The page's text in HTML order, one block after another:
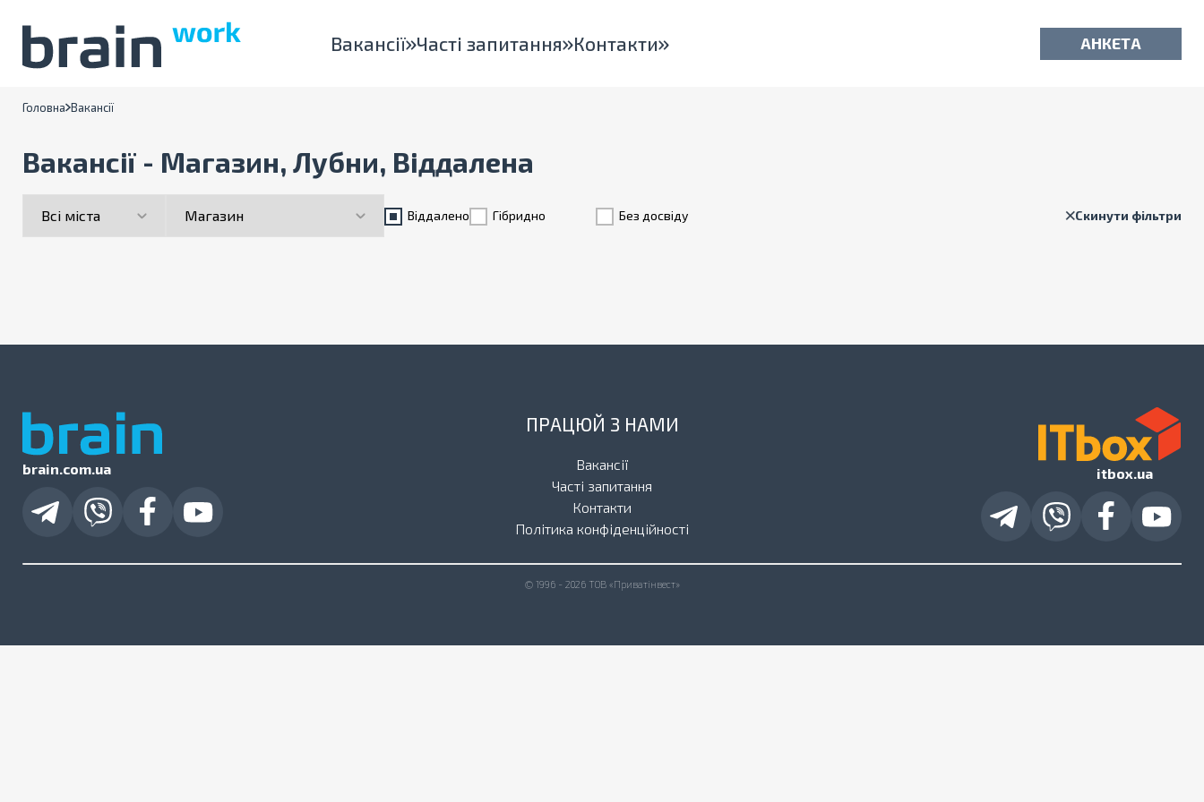
Вакансії Часті запитання Контакти АНКЕТА
Головна Вакансії
Вакансії - Магазин, Лубни, Віддалена
Віддалено Гiбридно Без досвіду Скинути фільтри
brain.com.ua
ПРАЦЮЙ З НАМИ
Вакансії
Часті запитання
Контакти
Політика конфіденційності
itbox.ua
© 1996 - 2026 ТОВ «Приватінвест»